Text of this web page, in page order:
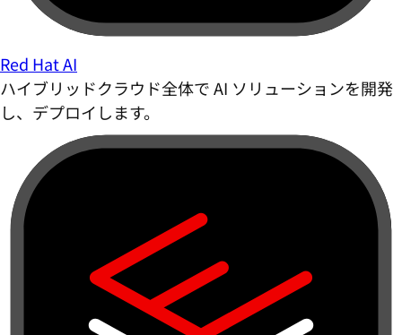
Red Hat AI
ハイブリッドクラウド全体で AI ソリューションを開発
し、デプロイします。